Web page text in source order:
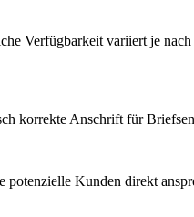
Verfügbarkeit variiert je
korrekte Anschrift für
Kunden direkt